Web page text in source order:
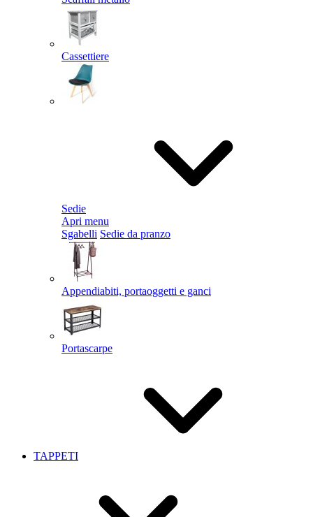
Cassettiere
Sedie
Apri menu
Sgabelli Sedie da pranzo
Appendiabiti, portaoggetti e ganci
Portascarpe
TAPPETI